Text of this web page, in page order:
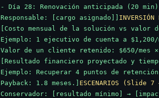
- Día 28: Renovación anticipada (20 min)
Responsable: [cargo asignado]]
[Costo mensual de la solución vs valor
Ejemplo: 1 ejecutivo de cuenta a $1,200/
Valor de un cliente retenido: $650/mes ×
[Resultado financiero proyectado y
Ejemplo: Recuperar 4 puntos de retención
Payback: 1.8 meses.] ESCENARIOS (Slide
Conservador: [resultado mínimo] →